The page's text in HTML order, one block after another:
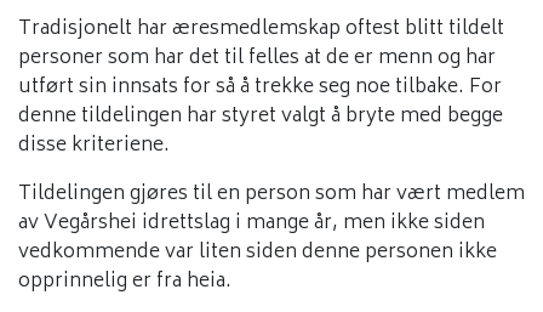
Tradisjonelt har æresmedlemskap oftest blitt tildelt
personer som har det til felles at de er menn og har
utført sin innsats for så å trekke seg noe tilbake. For
denne tildelingen har styret valgt å bryte med begge
disse kriteriene.
Tildelingen gjøres til en person som har vært medlem
av Vegårshei idrettslag i mange år, men ikke siden
vedkommende var liten siden denne personen ikke
opprinnelig er fra heia.